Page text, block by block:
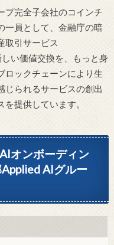
プ完全子会社のコインチ
一員として、金融庁の暗
取引サービス
い価値交換を、もっと身
ロックチェーンにより生
じられるサービスの創出
提供しています。
オンボーディン
AIグルー